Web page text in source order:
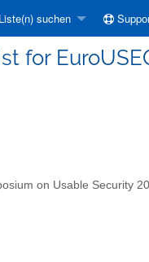
Liste(n) suchen
for
on Usable Security